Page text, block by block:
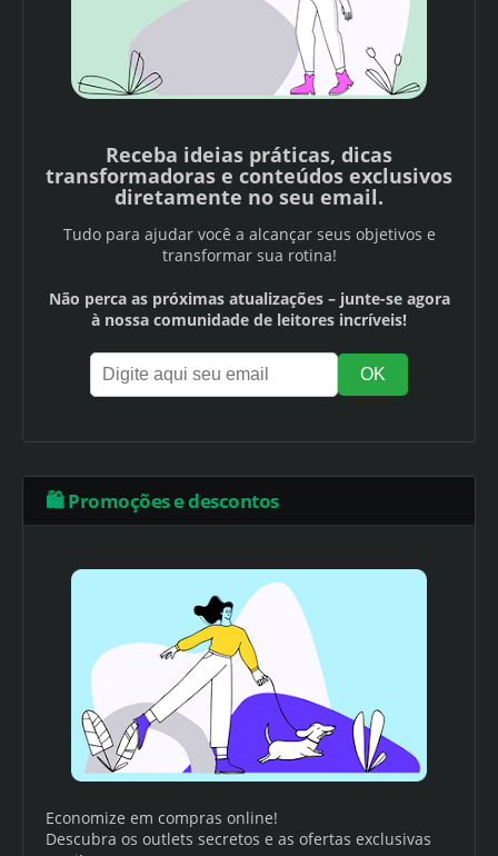
Receba ideias práticas, dicas
transformadoras e conteúdos exclusivos
diretamente no seu email.
Tudo para ajudar você a alcançar seus objetivos e
transformar sua rotina!
Não perca as próximas atualizações – junte-se agora
à nossa comunidade de leitores incríveis!
🛍️ Promoções e descontos
Economize em compras online!
Descubra os outlets secretos e as ofertas exclusivas